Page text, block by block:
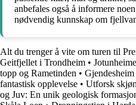
anbefales også å informere
nødvendig kunnskap om
Alt du trenger å vite om turen til
Geitfjellet i Trondheim •
topp og Rametinden •
fantastisk opplevelse • Utforsk
og Juv: En unik geologisk